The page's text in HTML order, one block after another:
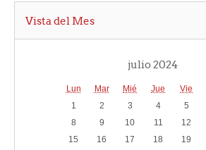
Vista del Mes
julio 2024
Lun Mar Mié Jue Vie
1
2 3 4 5
8
9 10 11 12
15
16 17 18 19